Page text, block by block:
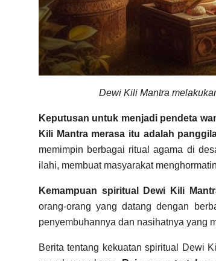
Dewi Kili Mantra
Keputusan untuk menjadi pendeta
Kili Mantra merasa itu adalah
memimpin berbagai ritual agama di
ilahi, membuat masyarakat
Kemampuan spiritual Dewi Kili
orang-orang yang datang dengan
penyembuhannya dan nasihatnya yang
Berita tentang kekuatan spiritual Dewi